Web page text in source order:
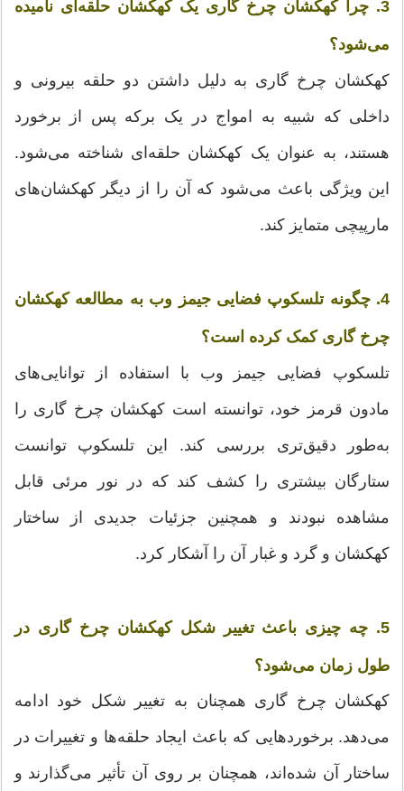
3. چرا کهکشان چرخ گاری یک کهکشان حلقه‌ای نامیده
می‌شود؟
کهکشان چرخ گاری به دلیل داشتن دو حلقه بیرونی و
داخلی که شبیه به امواج در یک برکه پس از برخورد
هستند، به عنوان یک کهکشان حلقه‌ای شناخته می‌شود.
این ویژگی باعث می‌شود که آن را از دیگر کهکشان‌های
مارپیچی متمایز کند.
4. چگونه تلسکوپ فضایی جیمز وب به مطالعه کهکشان
چرخ گاری کمک کرده است؟
تلسکوپ فضایی جیمز وب با استفاده از توانایی‌های
مادون قرمز خود، توانسته است کهکشان چرخ گاری را
به‌طور دقیق‌تری بررسی کند. این تلسکوپ توانست
ستارگان بیشتری را کشف کند که در نور مرئی قابل
مشاهده نبودند و همچنین جزئیات جدیدی از ساختار
کهکشان و گرد و غبار آن را آشکار کرد.
5. چه چیزی باعث تغییر شکل کهکشان چرخ گاری در
طول زمان می‌شود؟
کهکشان چرخ گاری همچنان به تغییر شکل خود ادامه
می‌دهد. برخوردهایی که باعث ایجاد حلقه‌ها و تغییرات در
ساختار آن شده‌اند، همچنان بر روی آن تأثیر می‌گذارند و